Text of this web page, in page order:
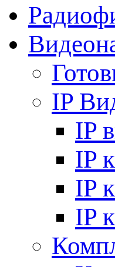
IP
IP
IP
IP
IP